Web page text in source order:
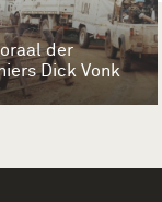
der
Dick Vonk